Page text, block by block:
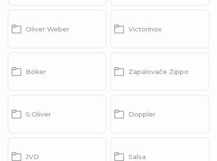
Oliver Weber Victorinox
Böker Zapalovače Zippo
S.Oliver Doppler
JVD Salsa